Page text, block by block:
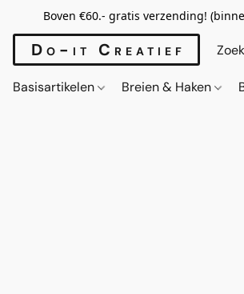
Boven €60.- gratis verzending!
Do-it Creatief
Basisartikelen Breien & Haken